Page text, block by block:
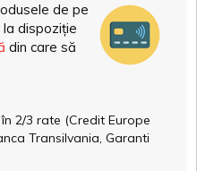
de pe
la dispoziție
din care să
2/3 rate (Credit Europe
Transilvania, Garanti